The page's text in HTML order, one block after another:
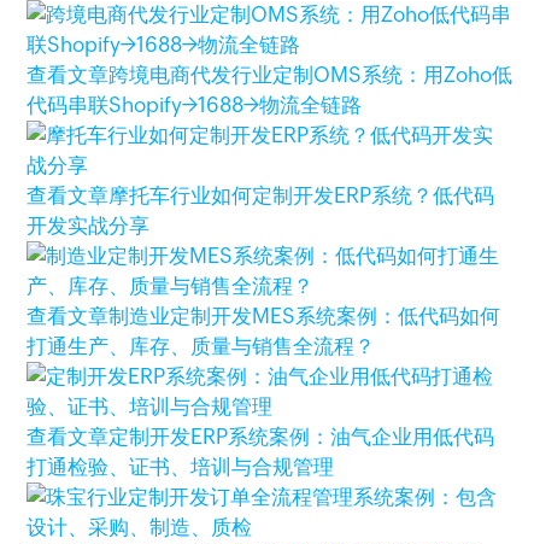
查看文章跨境电商代发行业定制OMS系统：用Zoho低
代码串联Shopify→1688→物流全链路
查看文章摩托车行业如何定制开发ERP系统？低代码
开发实战分享
查看文章制造业定制开发MES系统案例：低代码如何
打通生产、库存、质量与销售全流程？
查看文章定制开发ERP系统案例：油气企业用低代码
打通检验、证书、培训与合规管理